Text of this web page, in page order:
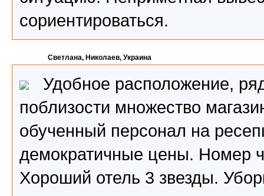
сориентироваться.
Светлана, Николаев, Украина
Удобное расположение,
поблизости множество
обученный персонал на
демократичные цены. Номер
Хороший отель 3 звезды.